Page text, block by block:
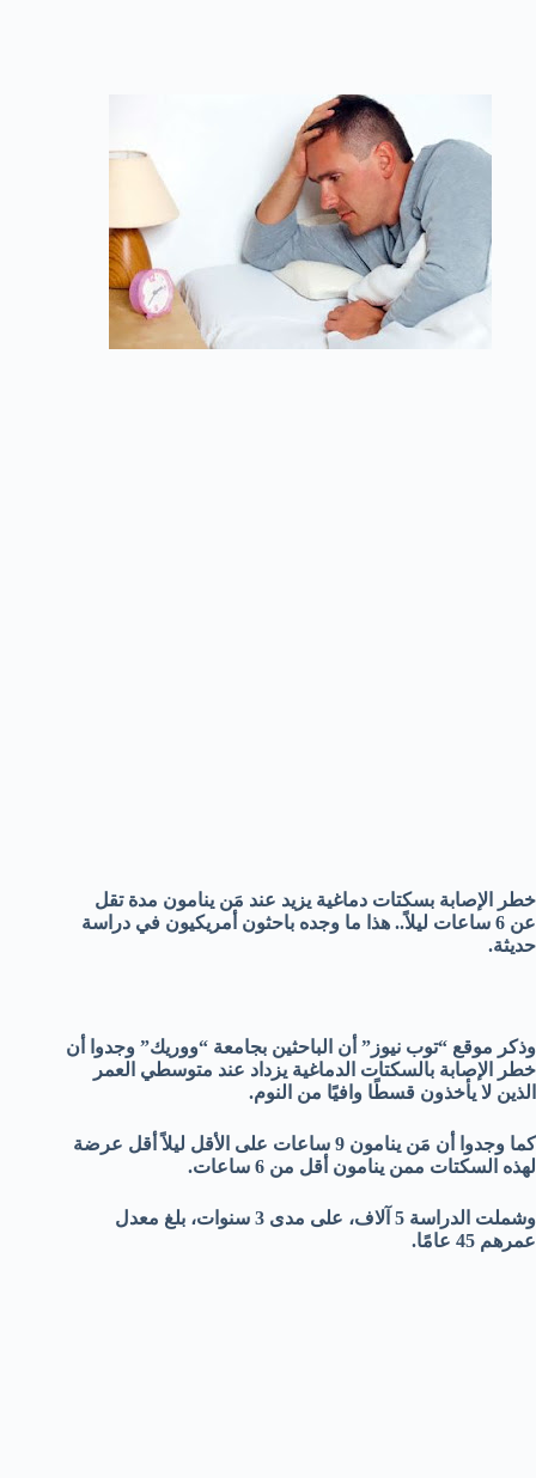
خطر الإصابة بسكتات دماغية يزيد عند مَن ينامون مدة تقل
عن 6 ساعات ليلاً.. هذا ما وجده باحثون أمريكيون في دراسة
حديثة.
وذكر موقع “توب نيوز” أن الباحثين بجامعة “ووريك” وجدوا أن
خطر الإصابة بالسكتات الدماغية يزداد عند متوسطي العمر
الذين لا يأخذون قسطًا وافيًا من النوم.
كما وجدوا أن مَن ينامون 9 ساعات على الأقل ليلاً أقل عرضة
لهذه السكتات ممن ينامون أقل من 6 ساعات.
وشملت الدراسة 5 آلاف، على مدى 3 سنوات، بلغ معدل
عمرهم 45 عامًا.